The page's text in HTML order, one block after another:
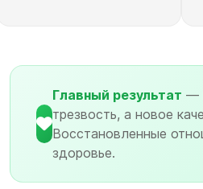
Главный результат —
трезвость, а новое
Восстановленные
здоровье.